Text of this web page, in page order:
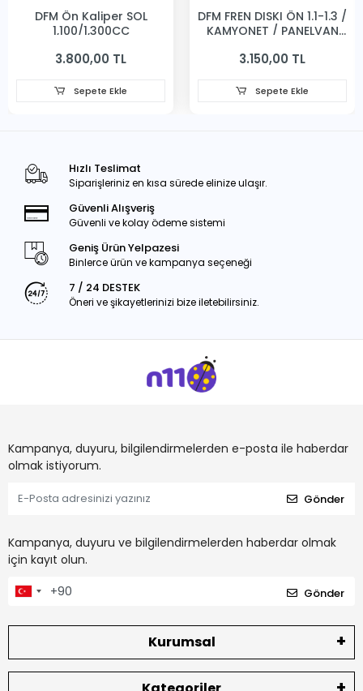
DFM Ön Kaliper SOL
1,100/1,300CC
3.800,00 TL
Sepete Ekle
DFM FREN DISKI ÖN 1.1-1.3 /
KAMYONET / PANELVAN
3.150,00 TL
Sepete Ekle
Hızlı Teslimat
Siparişleriniz en kısa sürede elinize ulaşır.
Güvenli Alışveriş
Güvenli ve kolay ödeme sistemi
Geniş Ürün Yelpazesi
Binlerce ürün ve kampanya seçeneği
7 / 24 DESTEK
Öneri ve şikayetlerinizi bize iletebilirsiniz.
Kampanya, duyuru, bilgilendirmelerden e-posta ile haberdar
olmak istiyorum.
Gönder
Kampanya, duyuru ve bilgilendirmelerden haberdar olmak
için kayıt olun.
Gönder
Kurumsal